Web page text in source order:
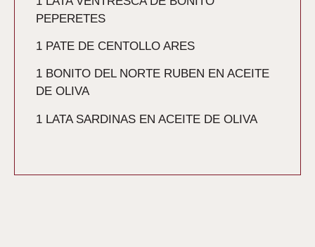
PEPERETES
1 PATE DE CENTOLLO ARES
1 BONITO DEL NORTE RUBEN EN ACEITE
DE OLIVA
1 LATA SARDINAS EN ACEITE DE OLIVA